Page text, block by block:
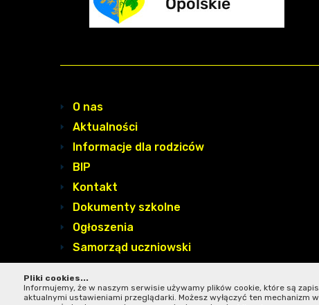
O nas
Aktualności
Informacje dla rodziców
BIP
Kontakt
Dokumenty szkolne
Ogłoszenia
Samorząd uczniowski
design by
Pliki cookies...
Informujemy, że w naszym serwisie używamy plików cookie, które są
aktualnymi ustawieniami przeglądarki. Możesz wyłączyć ten